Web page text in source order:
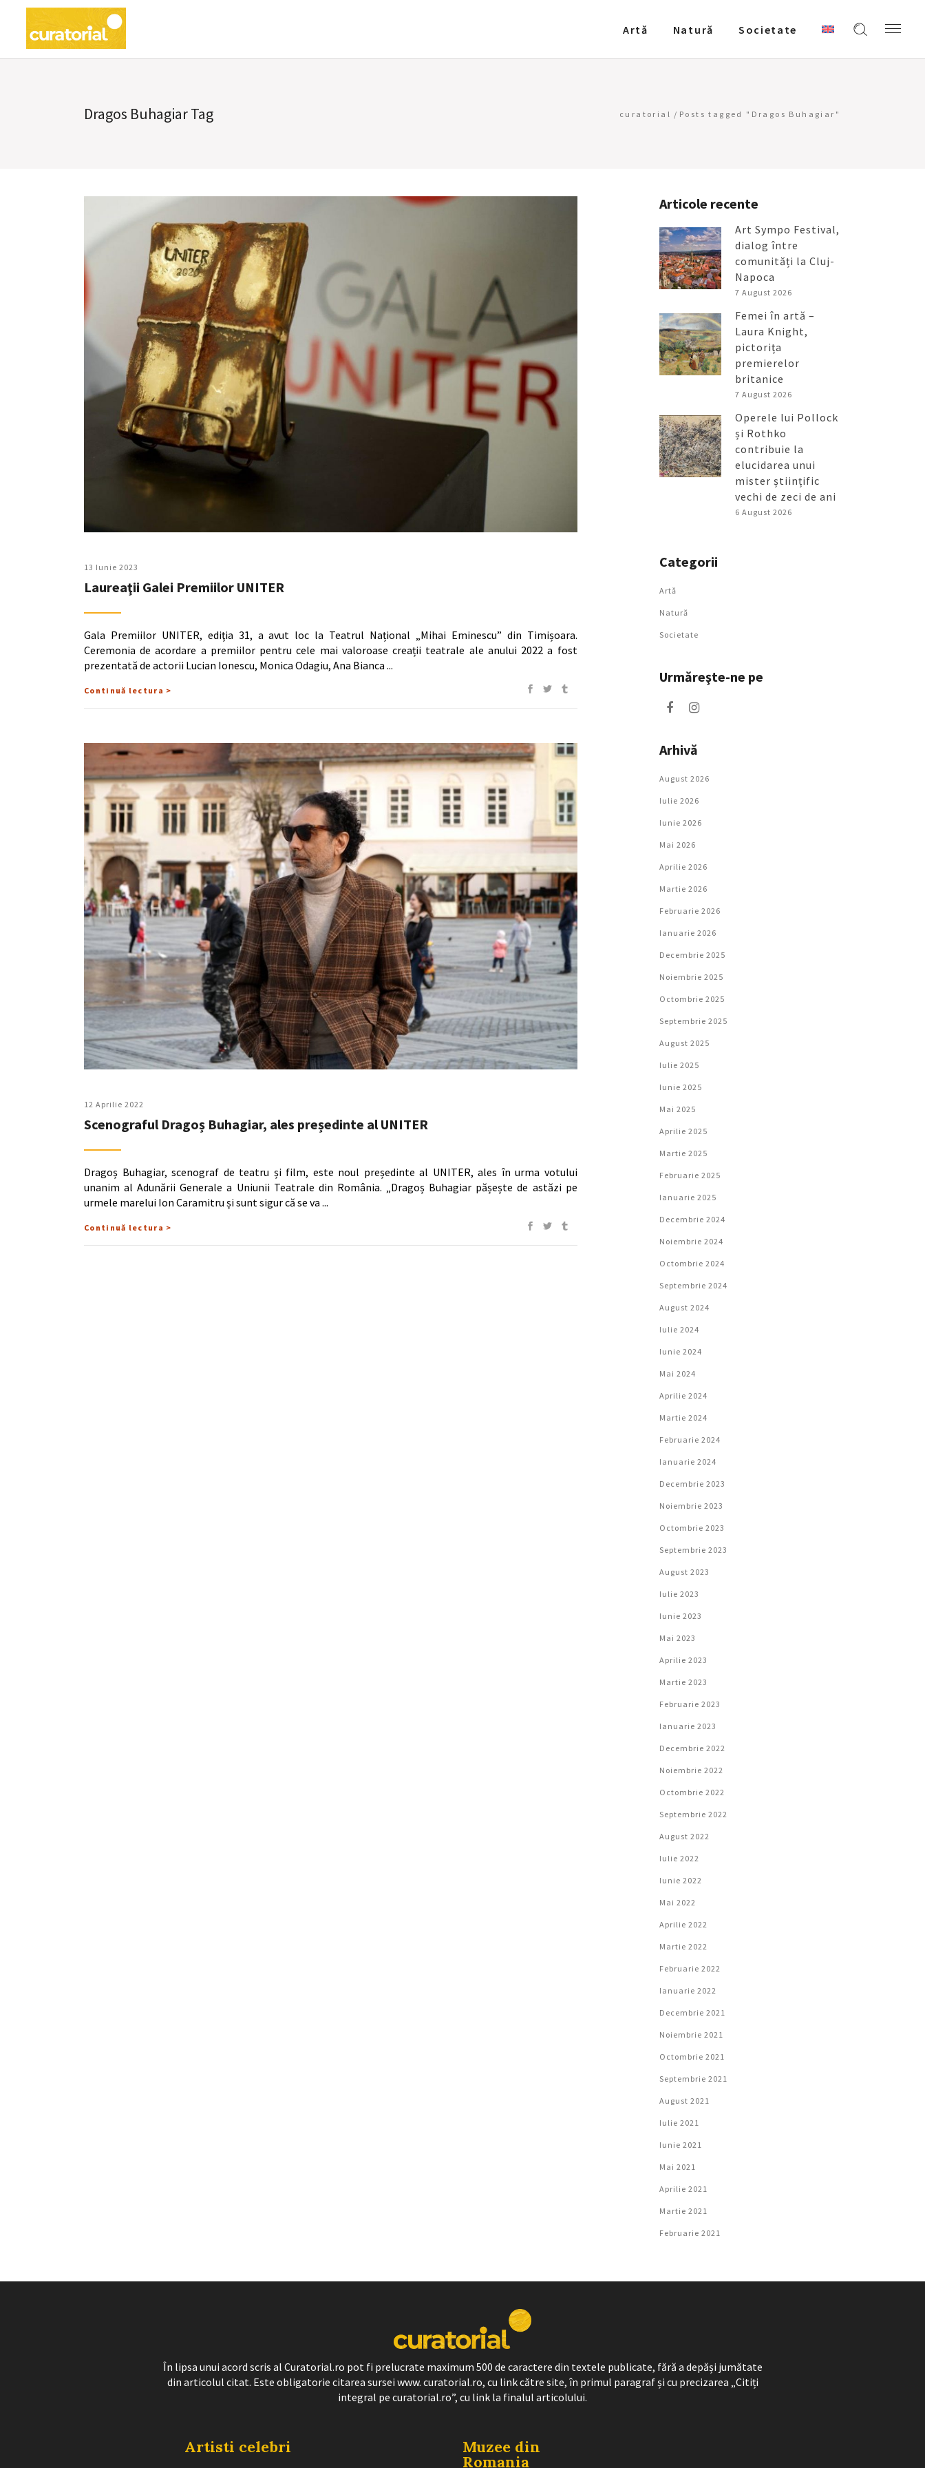
Artǎ Natură Societate
Dragos Buhagiar Tag curatorial / Posts tagged "Dragos Buhagiar"
13 Iunie 2023
Laureaţii Galei Premiilor UNITER
Gala Premiilor UNITER, ediţia 31, a avut loc la Teatrul Național „Mihai Eminescu” din Timișoara.
Ceremonia de acordare a premiilor pentru cele mai valoroase creații teatrale ale anului 2022 a fost
prezentată de actorii Lucian Ionescu, Monica Odagiu, Ana Bianca
Continuă lectura >
12 Aprilie 2022
Scenograful Dragoș Buhagiar, ales președinte al UNITER
Dragoș Buhagiar, scenograf de teatru și film, este noul președinte al UNITER, ales în urma votului
unanim al Adunării Generale a Uniunii Teatrale din România. „Dragoș Buhagiar pășește de astăzi pe
urmele marelui Ion Caramitru și sunt sigur că se va
Continuă lectura >
Articole recente
Art Sympo Festival,
dialog între
comunități la Cluj-
Napoca
7 August 2026
Femei în artă –
Laura Knight,
pictorița
premierelor
britanice
7 August 2026
Operele lui Pollock
și Rothko
contribuie la
elucidarea unui
mister științific
vechi de zeci de ani
6 August 2026
Categorii
Artǎ
Natură
Societate
Urmăreşte-ne pe
Arhivă
August 2026
Iulie 2026
Iunie 2026
Mai 2026
Aprilie 2026
Martie 2026
Februarie 2026
Ianuarie 2026
Decembrie 2025
Noiembrie 2025
Octombrie 2025
Septembrie 2025
August 2025
Iulie 2025
Iunie 2025
Mai 2025
Aprilie 2025
Martie 2025
Februarie 2025
Ianuarie 2025
Decembrie 2024
Noiembrie 2024
Octombrie 2024
Septembrie 2024
August 2024
Iulie 2024
Iunie 2024
Mai 2024
Aprilie 2024
Martie 2024
Februarie 2024
Ianuarie 2024
Decembrie 2023
Noiembrie 2023
Octombrie 2023
Septembrie 2023
August 2023
Iulie 2023
Iunie 2023
Mai 2023
Aprilie 2023
Martie 2023
Februarie 2023
Ianuarie 2023
Decembrie 2022
Noiembrie 2022
Octombrie 2022
Septembrie 2022
August 2022
Iulie 2022
Iunie 2022
Mai 2022
Aprilie 2022
Martie 2022
Februarie 2022
Ianuarie 2022
Decembrie 2021
Noiembrie 2021
Octombrie 2021
Septembrie 2021
August 2021
Iulie 2021
Iunie 2021
Mai 2021
Aprilie 2021
Martie 2021
Februarie 2021
În lipsa unui acord scris al Curatorial.ro pot fi prelucrate maximum 500 de caractere din textele publicate, fără a depăși jumătate
din articolul citat. Este obligatorie citarea sursei www. curatorial.ro, cu link către site, în primul paragraf și cu precizarea „Citiți
integral pe curatorial.ro”, cu link la finalul articolului.
Artisti celebri Muzee din
Romania